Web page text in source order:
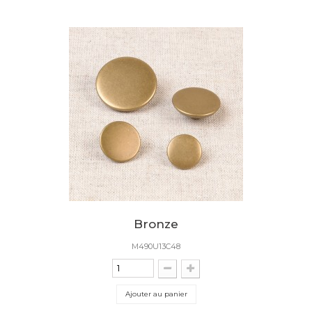
Bronze
M490U13C48
Ajouter au panier